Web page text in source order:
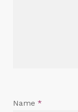
Name *